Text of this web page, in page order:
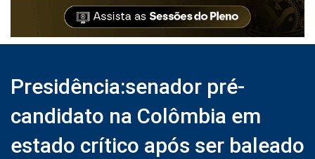
Presidência:senador pré-
candidato na Colômbia em
estado crítico após ser baleado